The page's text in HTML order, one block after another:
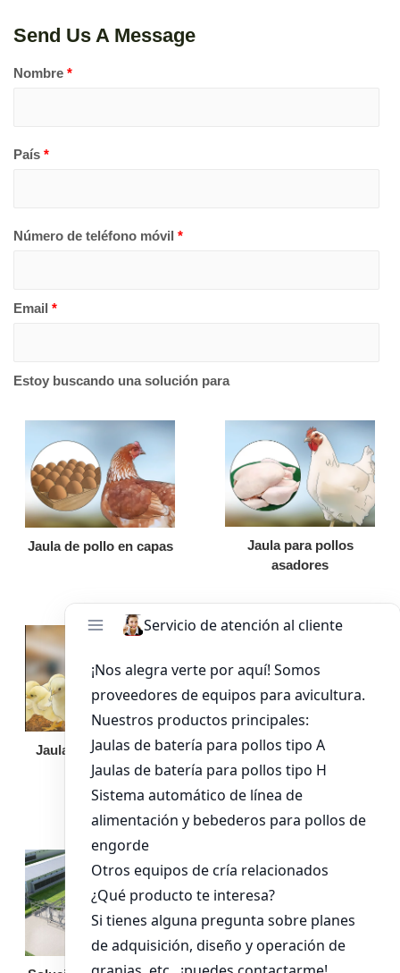
Send Us A Message
Nombre *
País *
Número de teléfono móvil *
Email *
Estoy buscando una solución para
Jaula de pollo en capas
Jaula para pollos
asadores
Jaula de pollo pollita
Bandeja de
alimentación para
pollos de engorde